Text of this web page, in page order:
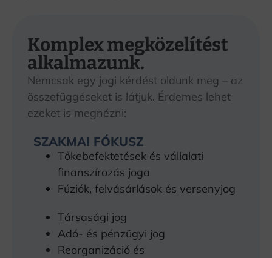
Komplex megközelítést
alkalmazunk.
Nemcsak egy jogi kérdést oldunk meg – az
összefüggéseket is látjuk. Érdemes lehet
ezeket is megnézni:
SZAKMAI FÓKUSZ
Tőkebefektetések és vállalati
finanszírozás joga
Fúziók, felvásárlások és versenyjog
Társasági jog
Adó- és pénzügyi jog
Reorganizáció és